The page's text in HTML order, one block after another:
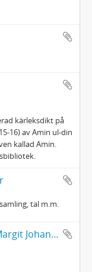
kärleksdikt på
16) av Amin ul-din
kallad Amin.
tal m.m.
Uppsats om Erik Axel Karlfeldt av Margit Johansson